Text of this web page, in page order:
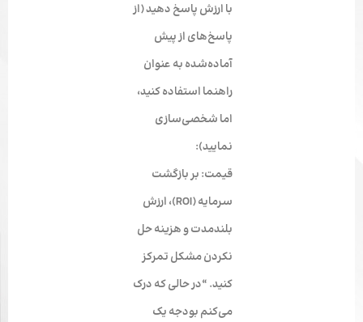
با ارزش پاسخ دهید (از
پاسخ‌های از پیش
آماده‌شده به عنوان
راهنما استفاده کنید،
اما شخصی‌سازی
نمایید):
قیمت: بر بازگشت
سرمایه (ROI)، ارزش
بلندمدت و هزینه حل
نکردن مشکل تمرکز
کنید. “در حالی که درک
می‌کنم بودجه یک